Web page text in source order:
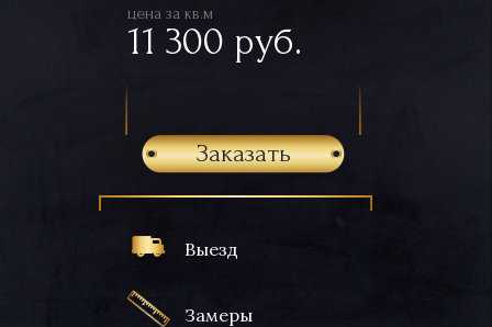
Выезд
Замеры
цена за кв.м
11 300 руб.
Заказать